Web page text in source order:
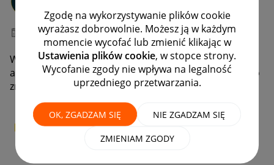
Zgodę na wykorzystywanie plików cookie
wyrażasz dobrowolnie. Możesz ją w każdym
momencie wycofać lub zmienić klikając w
Ustawienia plików cookie, w stopce strony.
Wycofanie zgody nie wpływa na legalność
uprzedniego przetwarzania.
OK, ZGADZAM SIĘ NIE ZGADZAM SIĘ
ZMIENIAM ZGODY
‎06-02-2023 17:15
Witam potrzebuje cofnąć do zakładki kupione jedna
aukcje z dnia 1.02.2023. Aukcja dotyczy zasłon da się to
zrobić ?
0W PUNKT!